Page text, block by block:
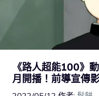
《路人超能100》
月開播！前導宣傳